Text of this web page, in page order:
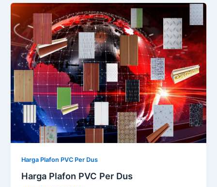
Harga Plafon PVC Per Dus
Harga Plafon PVC Per Dus